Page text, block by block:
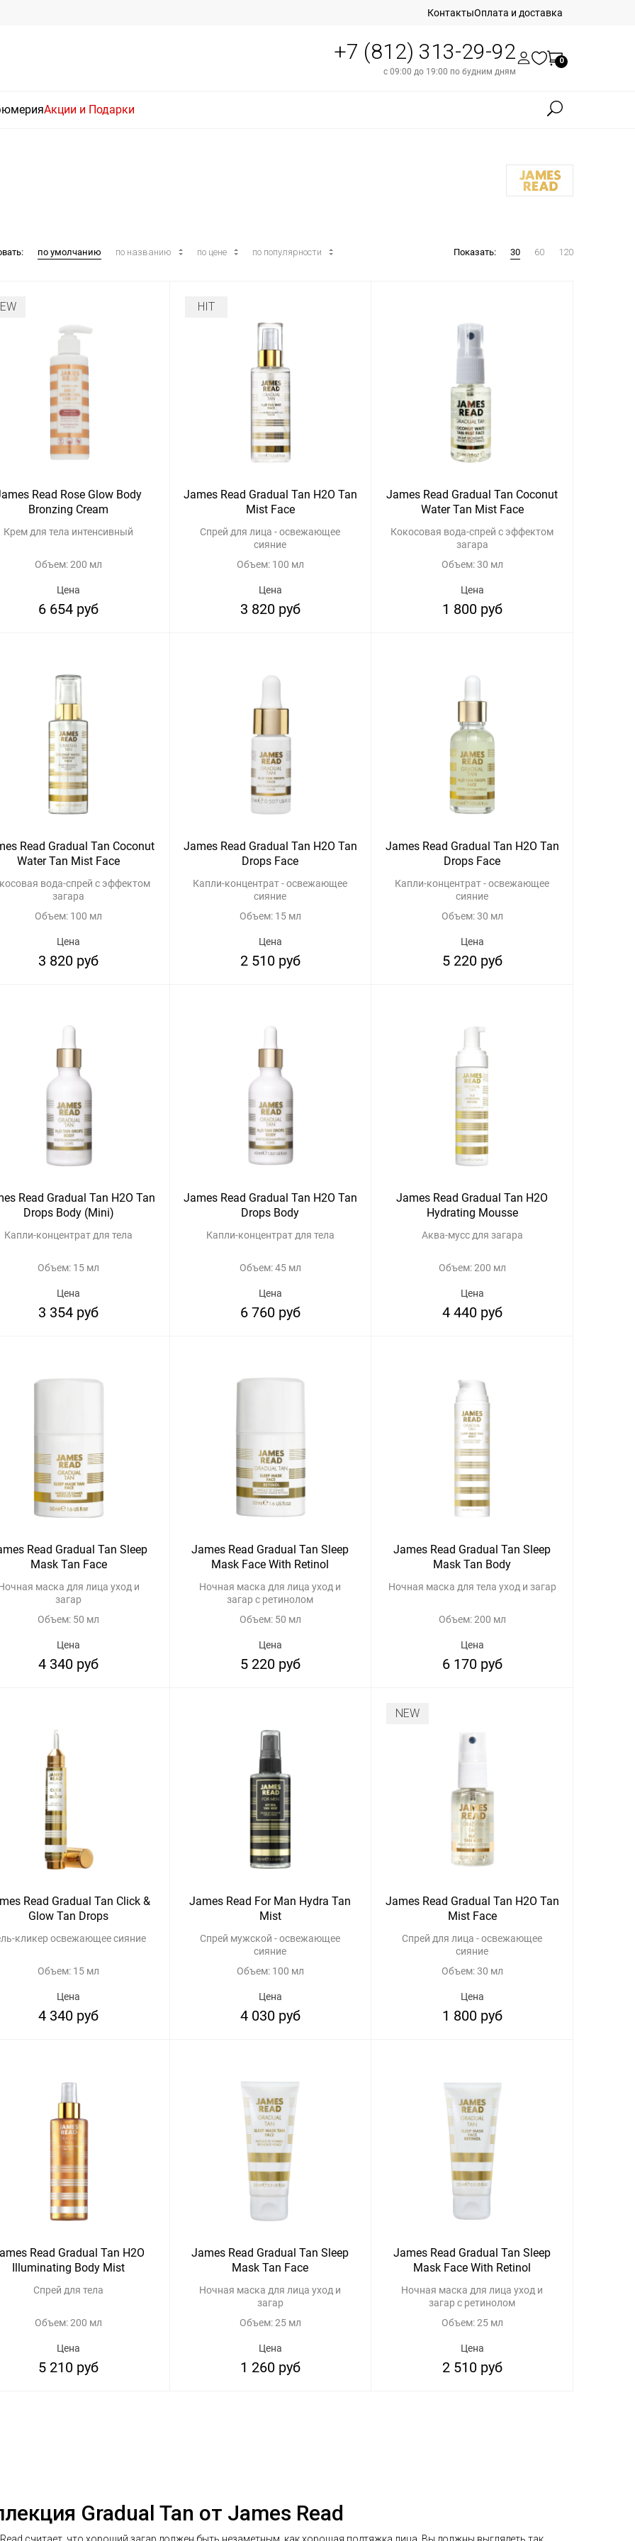
КонтактыОплата и доставка
+7 (812) 313-29-92
с 09:00 до 19:00 по будним дням
0
Акции и Подарки
по умолчанию по названию по цене по популярности Показать: 30 60 120
Read Rose Glow Body
Bronzing Cream
Крем для тела интенсивный
Объем: 200 мл
Цена
6 654 руб
HIT
James Read Gradual Tan H2O Tan
Mist Face
Спрей для лица - освежающее
сияние
Объем: 100 мл
Цена
3 820 руб
James Read Gradual Tan Coconut
Water Tan Mist Face
Кокосовая вода-спрей с эффектом
загара
Объем: 30 мл
Цена
1 800 руб
Read Gradual Tan Coconut
Water Tan Mist Face
вода-спрей с эффектом
загара
Объем: 100 мл
Цена
3 820 руб
James Read Gradual Tan H2O Tan
Drops Face
Капли-концентрат - освежающее
сияние
Объем: 15 мл
Цена
2 510 руб
James Read Gradual Tan H2O Tan
Drops Face
Капли-концентрат - освежающее
сияние
Объем: 30 мл
Цена
5 220 руб
Read Gradual Tan H2O Tan
Drops Body (Mini)
Капли-концентрат для тела
Объем: 15 мл
Цена
3 354 руб
James Read Gradual Tan H2O Tan
Drops Body
Капли-концентрат для тела
Объем: 45 мл
Цена
6 760 руб
James Read Gradual Tan H2O
Hydrating Mousse
Аква-мусс для загара
Объем: 200 мл
Цена
4 440 руб
Read Gradual Tan Sleep
Mask Tan Face
маска для лица уход и
загар
Объем: 50 мл
Цена
4 340 руб
James Read Gradual Tan Sleep
Mask Face With Retinol
Ночная маска для лица уход и
загар с ретинолом
Объем: 50 мл
Цена
5 220 руб
James Read Gradual Tan Sleep
Mask Tan Body
Ночная маска для тела уход и загар
Объем: 200 мл
Цена
6 170 руб
Read Gradual Tan Click &
Glow Tan Drops
кликер освежающее сияние
Объем: 15 мл
Цена
4 340 руб
James Read For Man Hydra Tan
Mist
Спрей мужской - освежающее
сияние
Объем: 100 мл
Цена
4 030 руб
NEW
James Read Gradual Tan H2O Tan
Mist Face
Спрей для лица - освежающее
сияние
Объем: 30 мл
Цена
1 800 руб
Read Gradual Tan H2O
Illuminating Body Mist
Спрей для тела
Объем: 200 мл
Цена
5 210 руб
James Read Gradual Tan Sleep
Mask Tan Face
Ночная маска для лица уход и
загар
Объем: 25 мл
Цена
1 260 руб
James Read Gradual Tan Sleep
Mask Face With Retinol
Ночная маска для лица уход и
загар с ретинолом
Объем: 25 мл
Цена
2 510 руб
Gradual Tan от James Read